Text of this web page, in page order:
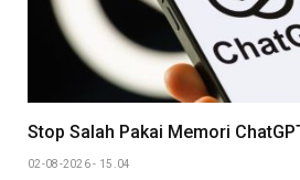
Stop Salah Pakai Memori
02-08-2026 - 15.04